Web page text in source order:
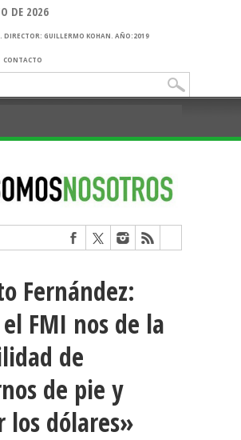
DE 2026
GUILLERMO KOHAN. AÑO:2019
CONTACTO
Fernández:
FMI nos de la
de
de pie y
los dólares»